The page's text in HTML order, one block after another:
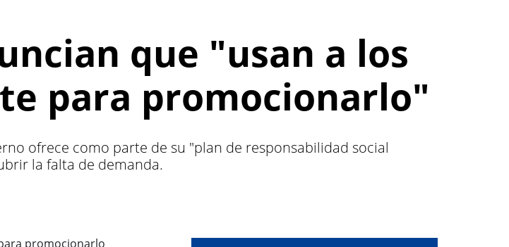
que "usan a los
para promocionarlo"
ofrece como parte de su "plan de responsabilidad social
la falta de demanda.